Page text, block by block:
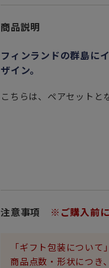
商品説明
フィンランドの群島に
ザイン。
こちらは、ペアセットと
陶芸家 ナタリー・ラウ
注意事項 ※ご購入前
「ギフト包装について」
商品点数・形状につき